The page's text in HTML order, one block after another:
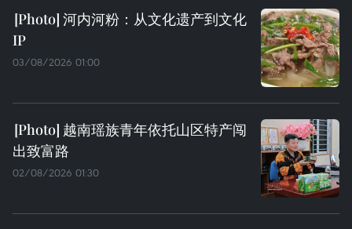
河内河粉：从文化遗产到文化
IP
03/08/2026 01:00
越南瑶族青年依托山区特产闯
出致富路
02/08/2026 01:30